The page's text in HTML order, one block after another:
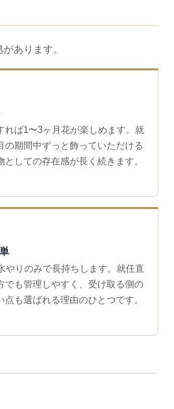
あります。
れば1〜3ヶ月花が楽しめます。就
の期間中ずっと飾っていただける
としての存在感が長く続きます。
やりのみで長持ちします。就任直
でも管理しやすく、受け取る側の
点も選ばれる理由のひとつです。